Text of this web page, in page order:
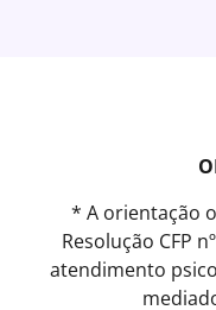
* A orientação
Resolução CFP
atendimento